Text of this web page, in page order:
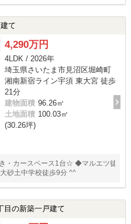
て
4,290万円
4LDK / 2026年
埼玉県さいたま市見沼区堀崎町
湘南新宿ライン宇須 東大宮 徒歩
21分
建物面積 96.26㎡
土地面積 100.03㎡
(30.26坪)
・カースペース1台☆ ◆マルエツ徒
砂土中学校徒歩9分 ^^
目の新築一戸建て